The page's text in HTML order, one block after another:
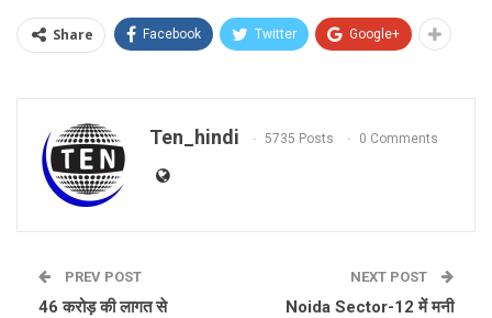
Share Facebook Twitter Google+
Ten_hindi 5735 Posts 0 Comments
PREV POST
46 करोड़ की लागत से
NEXT POST
Noida Sector-12 में मनी